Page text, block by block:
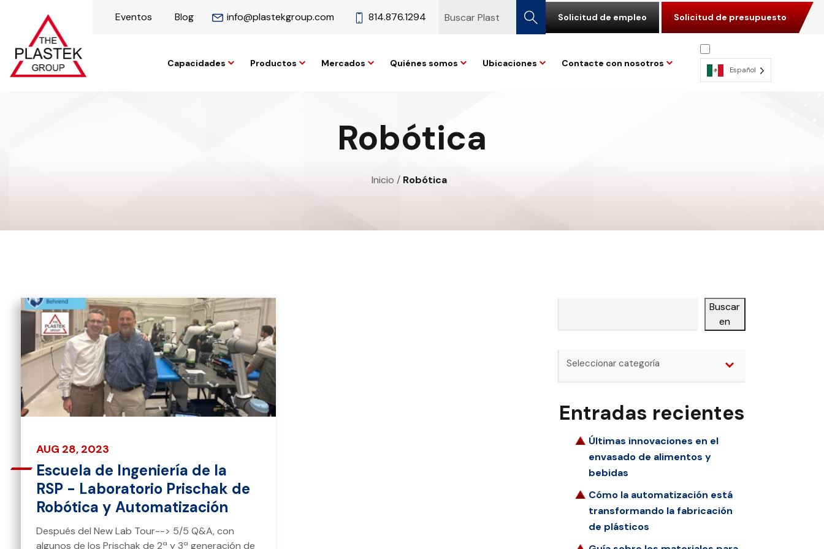
Eventos Blog info@plastekgroup.com 814.876.1294 Solicitud de empleo Solicitud de presupuesto
Capacidades Productos Mercados Quiénes somos Ubicaciones Contacte con nosotros
Español
Robótica
Inicio / Robótica
AUG 28, 2023
Escuela de Ingeniería de la
RSP - Laboratorio Prischak de
Robótica y Automatización
Después del New Lab Tour--> 5/5 Q&A, con
algunos de los Prischak de 2ª y 3ª generación de
Buscar
en
Seleccionar categoría
Entradas recientes
Últimas innovaciones en el
envasado de alimentos y
bebidas
Cómo la automatización está
transformando la fabricación
de plásticos